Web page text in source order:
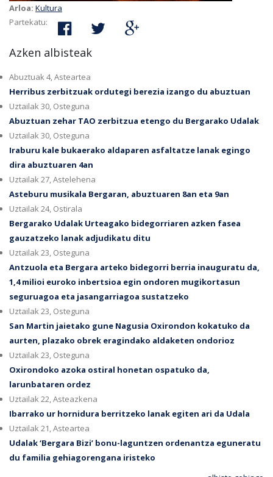
Arloa: Kultura
Partekatu:
Azken albisteak
Abuztuak 4, Asteartea
Herribus zerbitzuak ordutegi berezia izango du abuztuan
Uztailak 30, Osteguna
Abuztuan zehar TAO zerbitzua etengo du Bergarako Udalak
Uztailak 30, Osteguna
Iraburu kale bukaerako aldaparen asfaltatze lanak egingo
dira abuztuaren 4an
Uztailak 27, Astelehena
Asteburu musikala Bergaran, abuztuaren 8an eta 9an
Uztailak 24, Ostirala
Bergarako Udalak Urteagako bidegorriaren azken fasea
gauzatzeko lanak adjudikatu ditu
Uztailak 23, Osteguna
Antzuola eta Bergara arteko bidegorri berria inauguratu da,
1,4 milioi euroko inbertsioa egin ondoren mugikortasun
seguruagoa eta jasangarriagoa sustatzeko
Uztailak 23, Osteguna
San Martin jaietako gune Nagusia Oxirondon kokatuko da
aurten, plazako obrek eragindako aldaketen ondorioz
Uztailak 23, Osteguna
Oxirondoko azoka ostiral honetan ospatuko da,
larunbataren ordez
Uztailak 22, Asteazkena
Ibarrako ur hornidura berritzeko lanak egiten ari da Udala
Uztailak 21, Asteartea
Udalak ‘Bergara Bizi’ bonu-laguntzen ordenantza eguneratu
du familia gehiagorengana iristeko